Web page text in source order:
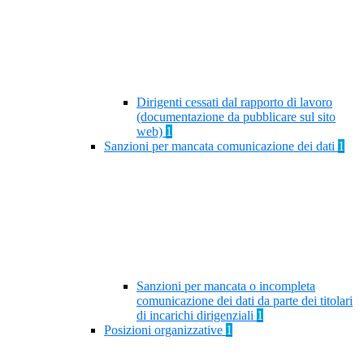
Dirigenti cessati dal rapporto di lavoro
(documentazione da pubblicare sul sito
web) 1
Sanzioni per mancata comunicazione dei dati 1
Sanzioni per mancata o incompleta
comunicazione dei dati da parte dei titolari
di incarichi dirigenziali 1
Posizioni organizzative 1